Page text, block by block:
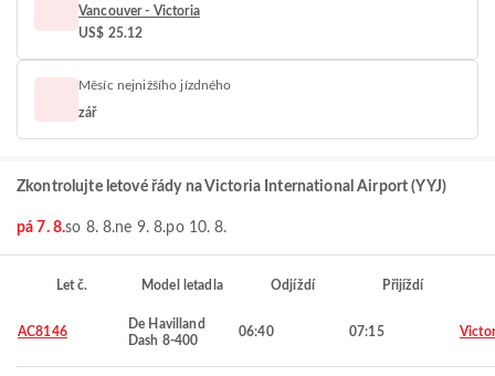
Vancouver - Victoria
US$ 25.12
Měsíc nejnižšího jízdného
zář
Zkontrolujte letové řády na Victoria International Airport (YYJ)
pá 7. 8.so 8. 8.ne 9. 8.po 10. 8.
Let č. Model letadla Odjíždí Přijíždí
AC8146
De Havilland
Dash 8-400
06:40 07:15